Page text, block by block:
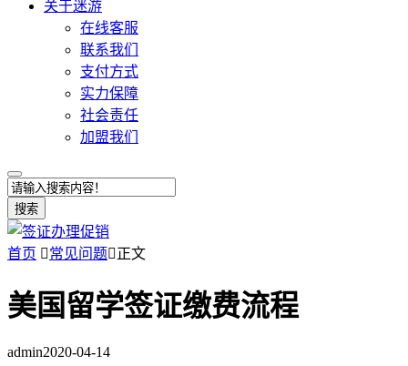
关于迷游
在线客服
联系我们
支付方式
实力保障
社会责任
加盟我们
搜索
首页 常见问题正文
美国留学签证缴费流程
admin2020-04-14